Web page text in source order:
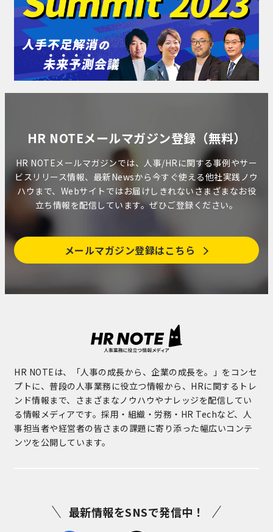
HR NOTEメールマガジン登録（無料）
HR NOTEメールマガジンでは、人事/HRに関する事例やサー
ビスリリース情報、最新Newsから今すぐ使える他社実践ノウ
ハウまで、Webサイトではお届けしきれないさまざまなお役
立ち情報を配信しています。ぜひご登録ください。
メールマガジン登録はこちら
HR NOTEは、「人事の成長から、企業の成長を。」をコンセ
プトに、普段の人事業務に役立つ情報から、HRに関するトレ
ンド情報まで、さまざまなノウハウやナレッジを配信してい
る情報メディアです。採用・組織・労務・HR Techなど、人
事担当者や経営者の皆さまの課題に寄り添った幅広いコンテ
ンツを公開しています。
最新情報をSNSで発信中！